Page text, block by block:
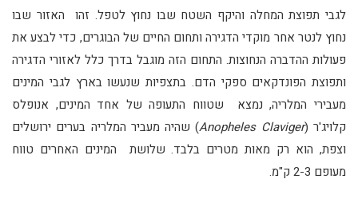
לגבי תפוצת המחלה והיקף השטח שבו נחוץ לטפל. זהו האזור שבו
נחוץ לנטר אחר מוקדי הדגירה ותחום החיים של הבוגרים, כדי לבצע את
פעולות ההדברה הנחוצות. התחום הזה מוגבל בדרך כלל לאזורי הדגירה
ותפוצת הפונדקאים ספקי הדם. בתצפיות שנעשו בארץ לגבי המינים
מעבירי המלריה, נמצא שטווח התעופה של אחד המינים, אנופלס
קלויג'ר (Anopheles Claviger) שהיה מעביר המלריה בערים ירושלים
וצפת, הוא רק מאות מטרים בלבד. שלושת המינים האחרים טווח
מעופם 2-3 ק"מ.